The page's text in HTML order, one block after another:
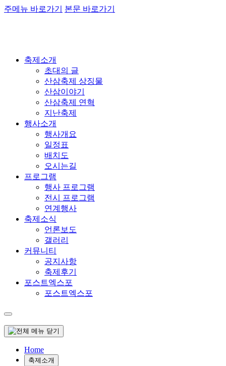
주메뉴 바로가기 본문 바로가기
축제소개
초대의 글
산삼축제 상징물
산삼이야기
산삼축제 연혁
지난축제
행사소개
행사개요
일정표
배치도
오시는길
프로그램
행사 프로그램
전시 프로그램
연계행사
축제소식
언론보도
갤러리
커뮤니티
공지사항
축제후기
포스트엑스포
포스트엑스포
Home
축제소개